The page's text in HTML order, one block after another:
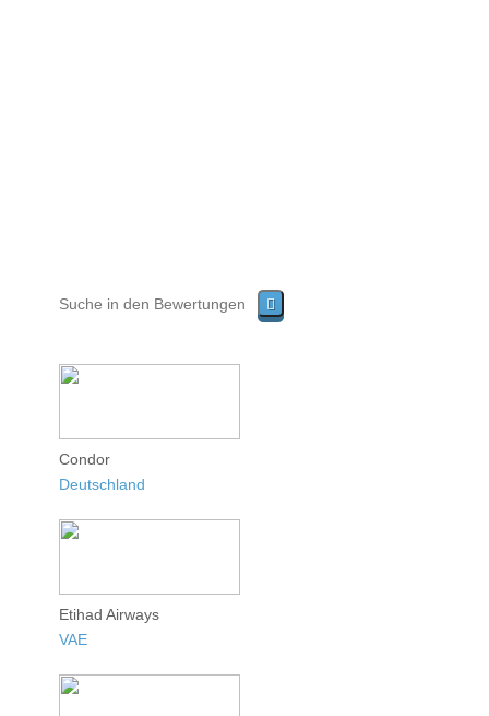
Condor
Deutschland
Etihad Airways
VAE